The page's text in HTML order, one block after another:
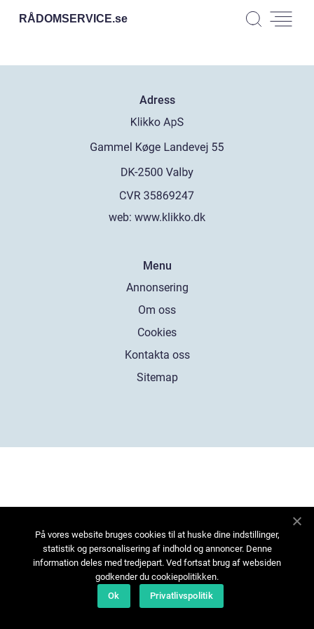
RÅDOMSERVICE.se
Adress
web: www.klikko.dk
Menu
Annonsering
Om oss
Cookies
Kontakta oss
Sitemap
På vores website bruges cookies til at huske dine indstillinger,
statistik og personalisering af indhold og annoncer. Denne
information deles med tredjepart. Ved fortsat brug af websiden
godkender du cookiepolitikken.
Ok
Privatlivspolitik